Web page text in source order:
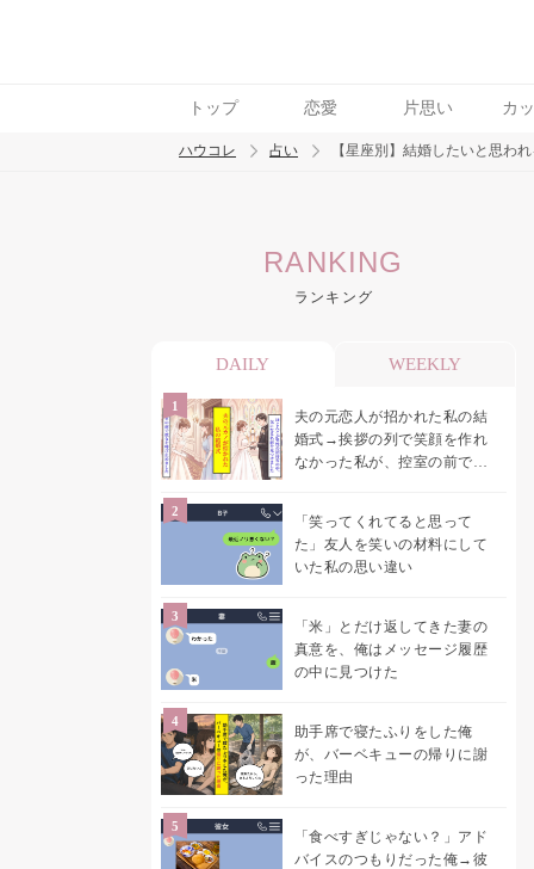
トップ 恋愛 片思い カ
トレンド ワード
ハウコレ 占い 【星座別】結婚したいと思わ
RANKING
ランキング
DAILY WEEKLY
夫の元恋人が招かれた私の結
婚式→挨拶の列で笑顔を作れ
なかった私が、控室の前で彼
「笑ってくれてると思って
た」友人を笑いの材料にして
いた私の思い違い
「米」とだけ返してきた妻の
真意を、俺はメッセージ履歴
の中に見つけた
助手席で寝たふりをした俺
が、バーベキューの帰りに謝
った理由
「食べすぎじゃない？」アド
バイスのつもりだった俺→彼